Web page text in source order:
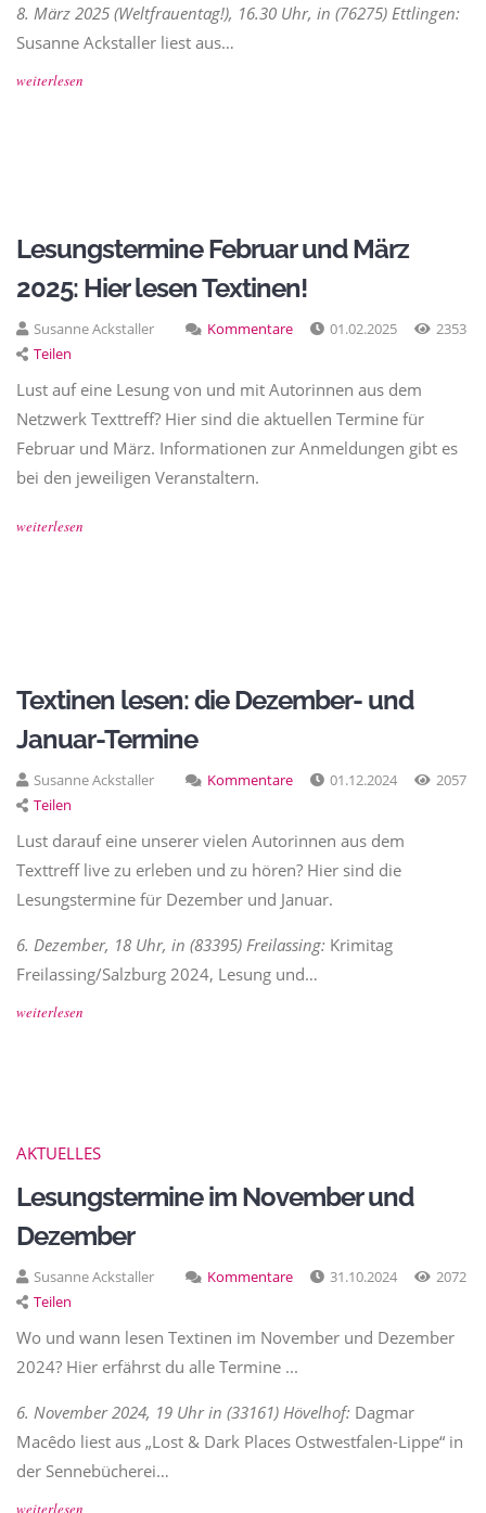
8. März 2025 (Weltfrauentag!), 16.30 Uhr, in (76275) Ettlingen:
Susanne Ackstaller liest aus…
weiterlesen
Lesungstermine Februar und März
2025: Hier lesen Textinen!
Susanne Ackstaller Kommentare 01.02.2025
2353
Teilen
Lust auf eine Lesung von und mit Autorinnen aus dem
Netzwerk Texttreff? Hier sind die aktuellen Termine für
Februar und März. Informationen zur Anmeldungen gibt es
bei den jeweiligen Veranstaltern.
weiterlesen
Textinen lesen: die Dezember- und
Januar-Termine
Susanne Ackstaller Kommentare 01.12.2024
2057
Teilen
Lust darauf eine unserer vielen Autorinnen aus dem
Texttreff live zu erleben und zu hören? Hier sind die
Lesungstermine für Dezember und Januar.
6. Dezember, 18 Uhr, in (83395) Freilassing: Krimitag
Freilassing/Salzburg 2024, Lesung und…
weiterlesen
AKTUELLES
Lesungstermine im November und
Dezember
Susanne Ackstaller Kommentare 31.10.2024
2072
Teilen
Wo und wann lesen Textinen im November und Dezember
2024? Hier erfährst du alle Termine ...
6. November 2024, 19 Uhr in (33161) Hövelhof: Dagmar
Macêdo liest aus „Lost & Dark Places Ostwestfalen-Lippe“ in
der Sennebücherei…
weiterlesen